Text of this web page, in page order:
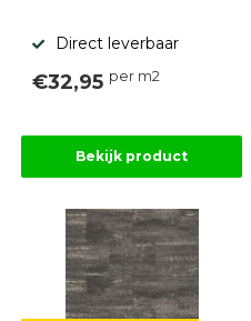
Direct leverbaar
€32,95 per m2
Bekijk product